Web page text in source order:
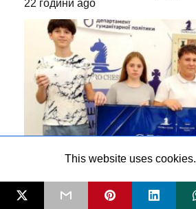
22 години ago
This website uses cookies.